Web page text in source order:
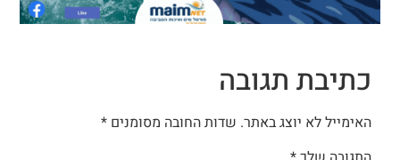
כתיבת תגובה
האימייל לא יוצג באתר. שדות החובה מסומנים *